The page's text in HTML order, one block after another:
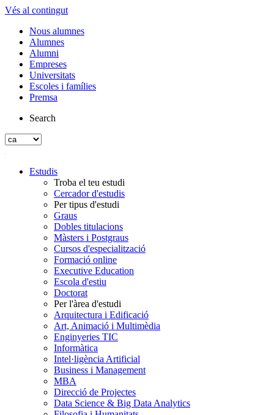
Vés al contingut
Nous alumnes
Alumnes
Alumni
Empreses
Universitats
Escoles i famílies
Premsa
Search
Estudis
Troba el teu estudi
Cercador d'estudis
Per tipus d'estudi
Graus
Dobles titulacions
Màsters i Postgraus
Cursos d'especialització
Formació online
Executive Education
Escola d'estiu
Doctorat
Per l'àrea d'estudi
Arquitectura i Edificació
Art, Animació i Multimèdia
Enginyeries TIC
Informàtica
Intel·ligència Artificial
Business i Management
MBA
Direcció de Projectes
Data Science & Big Data Analytics